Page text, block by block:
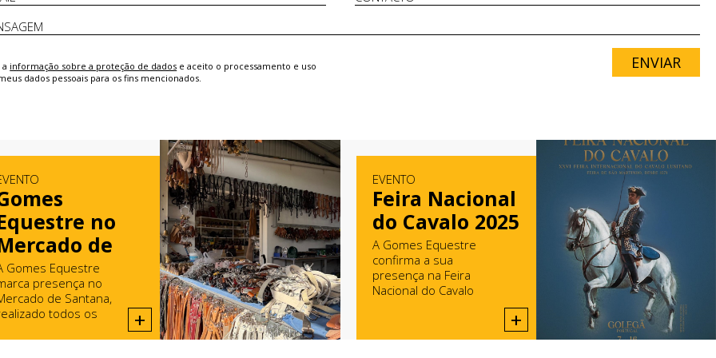
a informação sobre a proteção de dados e aceito o processamento e uso
dados pessoais para os fins mencionados.
ENVIAR
no
de
Gomes Equestre
presença no
de Santana,
todos os
+
EVENTO
Feira Nacional
do Cavalo 2025
A Gomes Equestre
confirma a sua
presença na Feira
Nacional do Cavalo
+